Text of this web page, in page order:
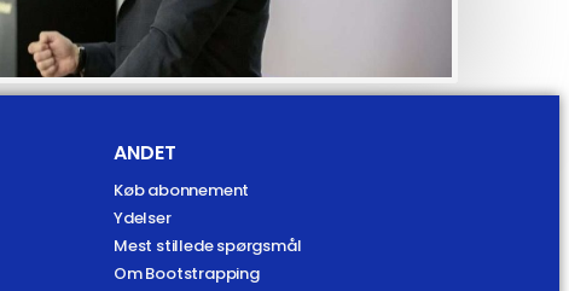
ANDET
Køb abonnement
Ydelser
Mest stillede spørgsmål
Om Bootstrapping